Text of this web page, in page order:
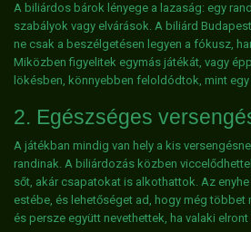
A biliárdos bárok lényege a lazaság: egy
szabályok vagy elvárások. A biliárd
ne csak a beszélgetésen legyen a fókusz,
Miközben figyelitek egymás játékát, vagy
lökésben, könnyebben feloldódtok, mint
2. Egészséges
A játékban mindig van hely a kis
randinak. A biliárdozás közben
sőt, akár csapatokat is alkothattok. Az
estébe, és lehetőséget ad, hogy még
és persze együtt nevethettek, ha valaki